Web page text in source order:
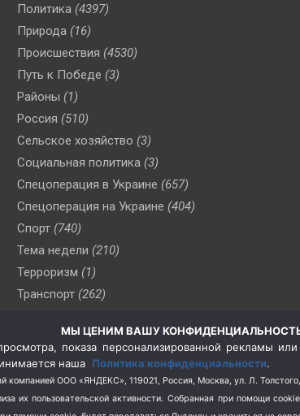
Политика (4397)
Природа (16)
Происшествия (4530)
Путь к Победе (3)
Районы (1)
Россия (510)
Сельское хозяйство (3)
Социальная политика (3)
Спецоперация в Украине (657)
Спецоперация на Украине (404)
Спорт (740)
Тема недели (210)
Терроризм (1)
Транспорт (262)
(76)
Цены (2)
Школа и спорт (2)
Экология (8)
МЫ ЦЕНИМ ВАШУ
показа персонализированной рекламы
наша Политика конфиденциальности.
компанией ООО «ЯНДЕКС», 119021, Россия, Москва, ул. Л.
их пользовательской активности. Собранная при помощи